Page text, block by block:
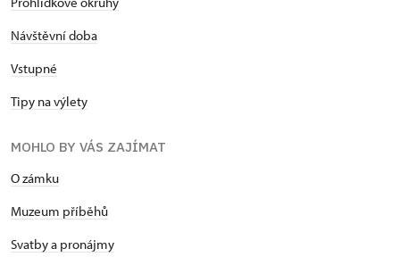
Návštěvní doba
Vstupné
Tipy na výlety
MOHLO BY VÁS ZAJÍMAT
O zámku
Muzeum příběhů
Svatby a pronájmy